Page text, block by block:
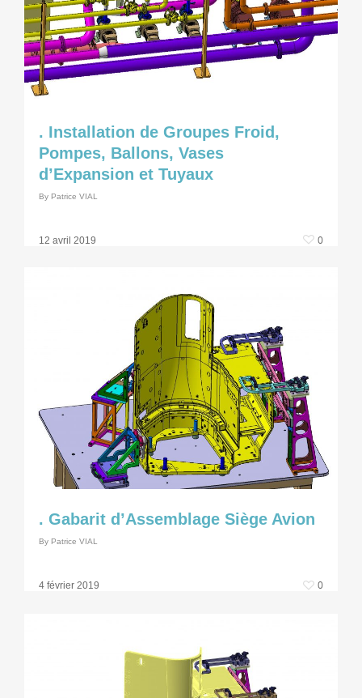
. Installation de Groupes Froid,
Pompes, Ballons, Vases
d’Expansion et Tuyaux
By Patrice VIAL
12 avril 2019 0
. Gabarit d’Assemblage Siège Avion
By Patrice VIAL
4 février 2019 0